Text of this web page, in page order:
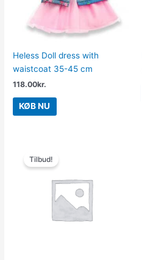
Heless Doll dress with
waistcoat 35-45 cm
118.00kr.
KØB NU
Tilbud!
pris
1,299.95kr..519.98kr..